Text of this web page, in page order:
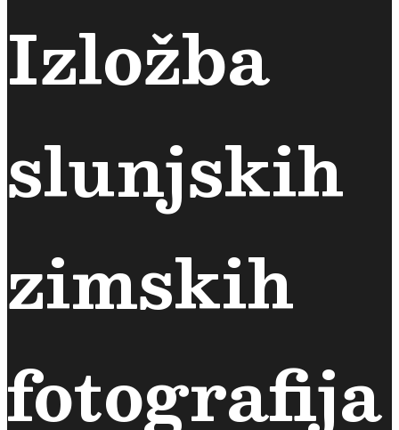
Izložba
slunjskih
zimskih
fotografija